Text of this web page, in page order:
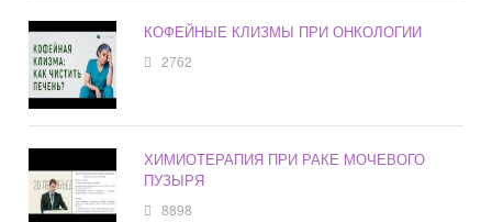
КОФЕЙНЫЕ КЛИЗМЫ ПРИ ОНКОЛОГИИ
2762
ХИМИОТЕРАПИЯ ПРИ РАКЕ МОЧЕВОГО
ПУЗЫРЯ
8898